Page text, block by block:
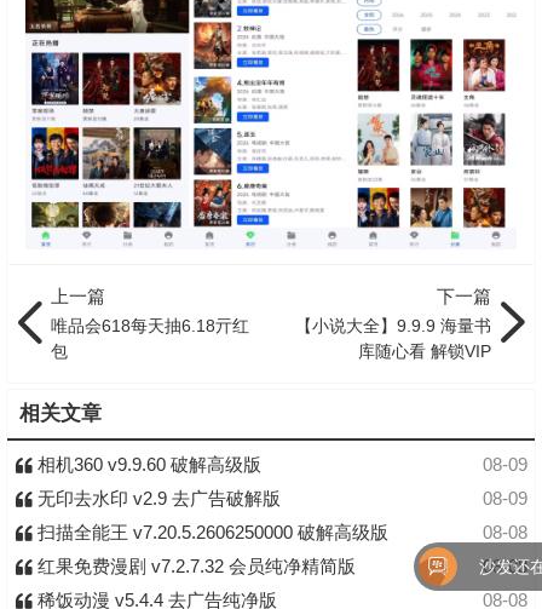
上一篇
唯品会618每天抽6.18亓红
包
下一篇
【小说大全】9.9.9 海量书
库随心看 解锁VIP
相关文章
08-09
相机360 v9.9.60 破解高级版
08-09
无印去水印 v2.9 去广告破解版
08-08
扫描全能王 v7.20.5.2606250000 破解高级版
08-08
红果免费漫剧 v7.2.7.32 会员纯净精简版
08-08
稀饭动漫 v5.4.4 去广告纯净版
沙发还